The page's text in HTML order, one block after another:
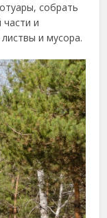
собрать
и
и мусора.